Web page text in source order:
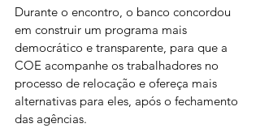
Durante o encontro, o banco concordou
em construir um programa mais
democrático e transparente, para que a
COE acompanhe os trabalhadores no
processo de relocação e ofereça mais
alternativas para eles, após o fechamento
das agências.